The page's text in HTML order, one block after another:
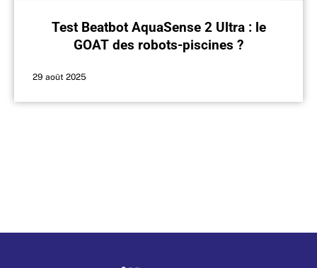
Test Beatbot AquaSense 2 Ultra : le
GOAT des robots-piscines ?
29 août 2025